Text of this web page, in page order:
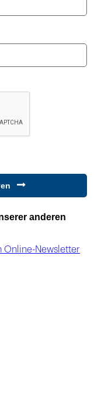
anderen
Online-Newsletter